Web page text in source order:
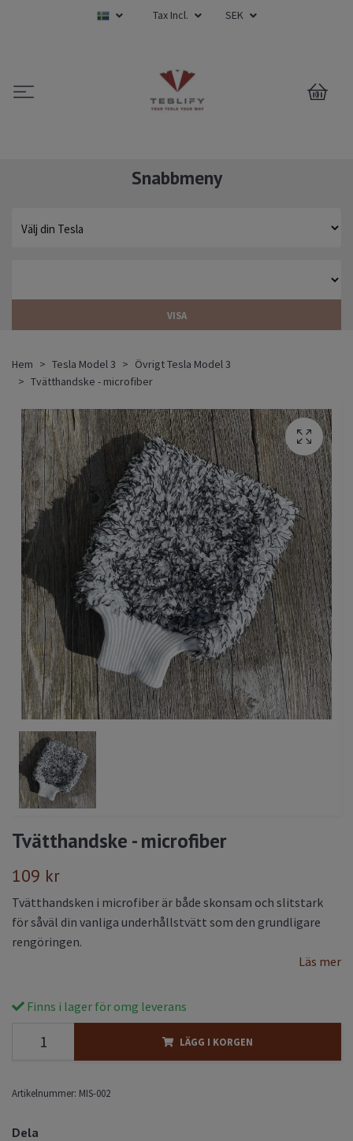
Tax Incl. SEK
0
Snabbmeny
VISA
Hem Tesla Model 3
Övrigt Tesla Model 3
Tvätthandske - microfiber
Tvätthandske - microfiber
109 kr
Tvätthandsken i microfiber är både skonsam och slitstark
för såväl din vanliga underhållstvätt som den grundligare
rengöringen.
Läs mer
Finns i lager för omg leverans
LÄGG I KORGEN
Artikelnummer: MIS-002
Dela